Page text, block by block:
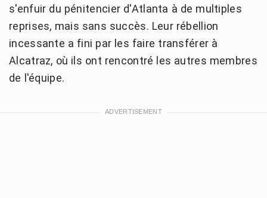
s'enfuir du pénitencier d'Atlanta à de multiples
reprises, mais sans succès. Leur rébellion
incessante a fini par les faire transférer à
Alcatraz, où ils ont rencontré les autres membres
de l'équipe.